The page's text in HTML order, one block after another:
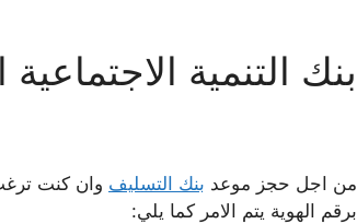
بنك التنمية الاجتماعية
من اجل حجز موعد بنك التسليف وان كنت
برقم الهوية يتم الامر كما يلي: